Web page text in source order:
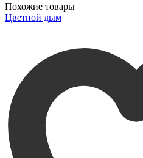
Похожие товары
Цветной дым